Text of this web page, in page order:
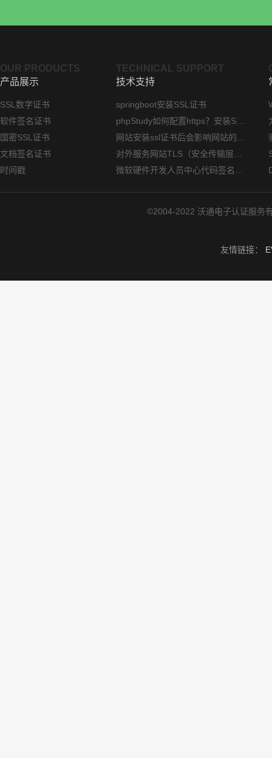
OUR PRODUCTS
产品展示
SSL数字证书
软件签名证书
国密SSL证书
文档签名证书
时间戳
TECHNICAL SUPPORT
技术支持
springboot安装SSL证书
©2004-2022 沃通电子认证服务
友情链接：